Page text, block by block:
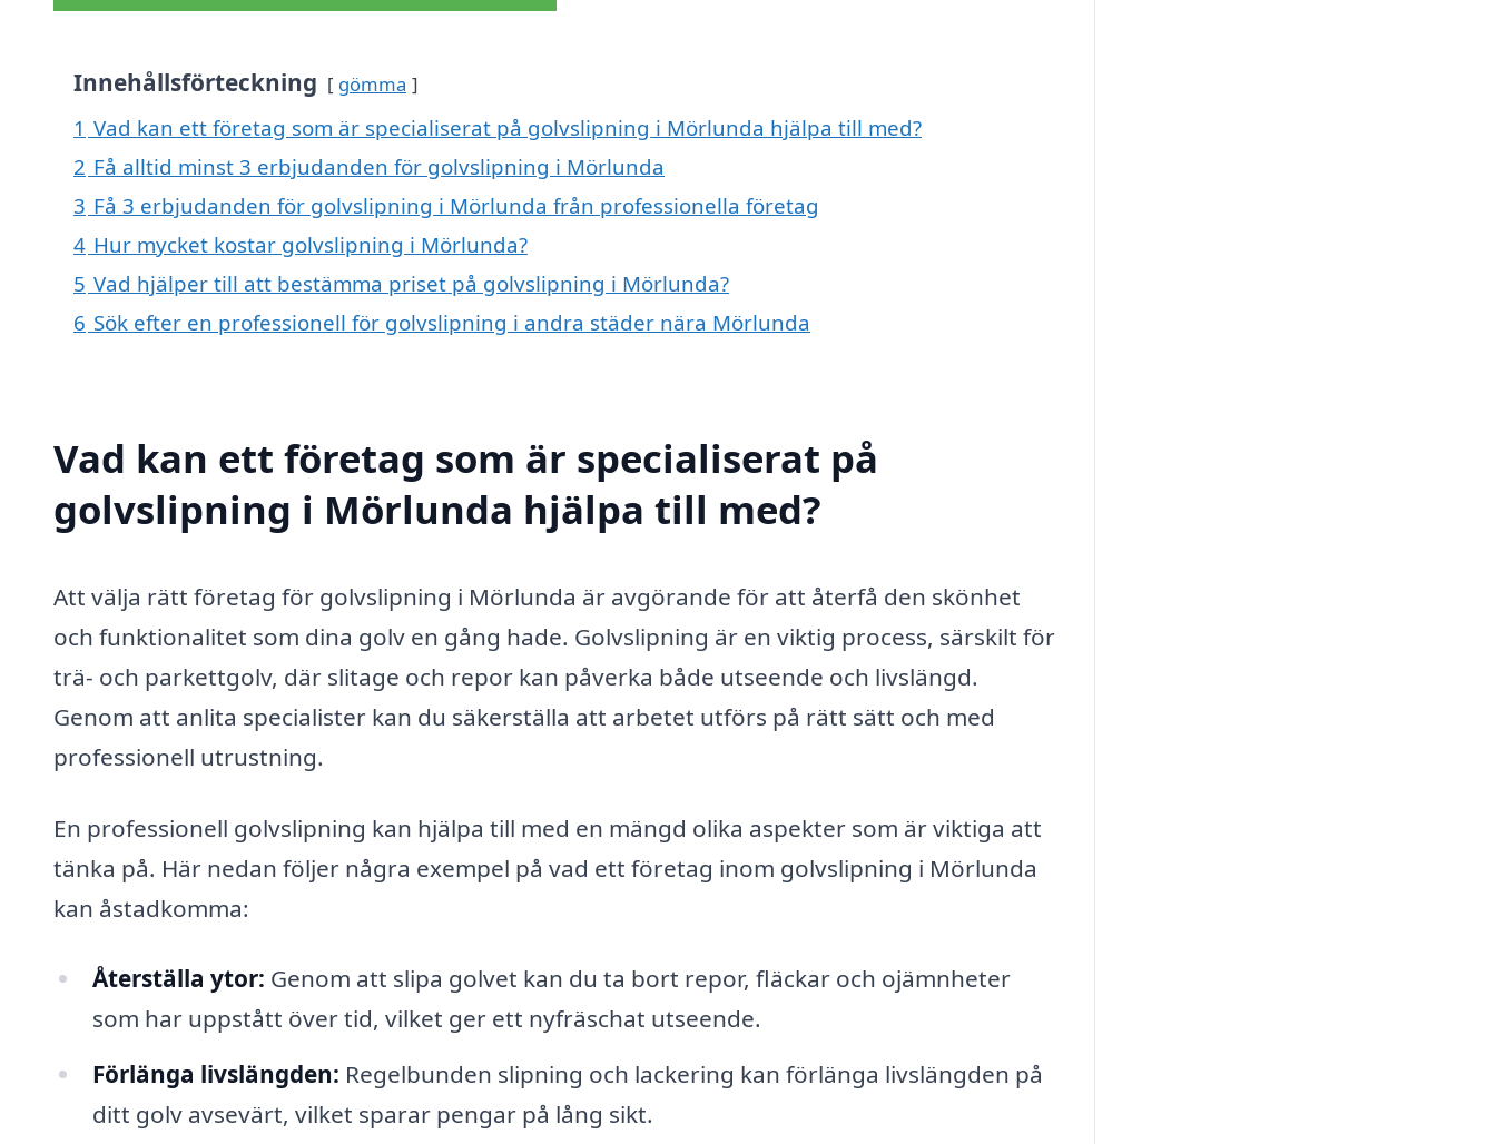
Innehållsförteckning gömma
1 Vad kan ett företag som är specialiserat på golvslipning i Mörlunda hjälpa till med?
2 Få alltid minst 3 erbjudanden för golvslipning i Mörlunda
3 Få 3 erbjudanden för golvslipning i Mörlunda från professionella företag
4 Hur mycket kostar golvslipning i Mörlunda?
5 Vad hjälper till att bestämma priset på golvslipning i Mörlunda?
6 Sök efter en professionell för golvslipning i andra städer nära Mörlunda
Vad kan ett företag som är specialiserat på
golvslipning i Mörlunda hjälpa till med?
Att välja rätt företag för golvslipning i Mörlunda är avgörande för att återfå den skönhet
och funktionalitet som dina golv en gång hade. Golvslipning är en viktig process, särskilt för
trä- och parkettgolv, där slitage och repor kan påverka både utseende och livslängd.
Genom att anlita specialister kan du säkerställa att arbetet utförs på rätt sätt och med
professionell utrustning.
En professionell golvslipning kan hjälpa till med en mängd olika aspekter som är viktiga att
tänka på. Här nedan följer några exempel på vad ett företag inom golvslipning i Mörlunda
kan åstadkomma:
Återställa ytor: Genom att slipa golvet kan du ta bort repor, fläckar och ojämnheter
som har uppstått över tid, vilket ger ett nyfräschat utseende.
Förlänga livslängden: Regelbunden slipning och lackering kan förlänga livslängden på
ditt golv avsevärt, vilket sparar pengar på lång sikt.